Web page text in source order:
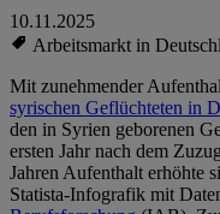
10.11.2025
Arbeitsmarkt in
Mit zunehmender
syrischen Geflüchteten in
den in Syrien geborenen
ersten Jahr nach dem
Jahren Aufenthalt erhöhte
Statista-Infografik mit